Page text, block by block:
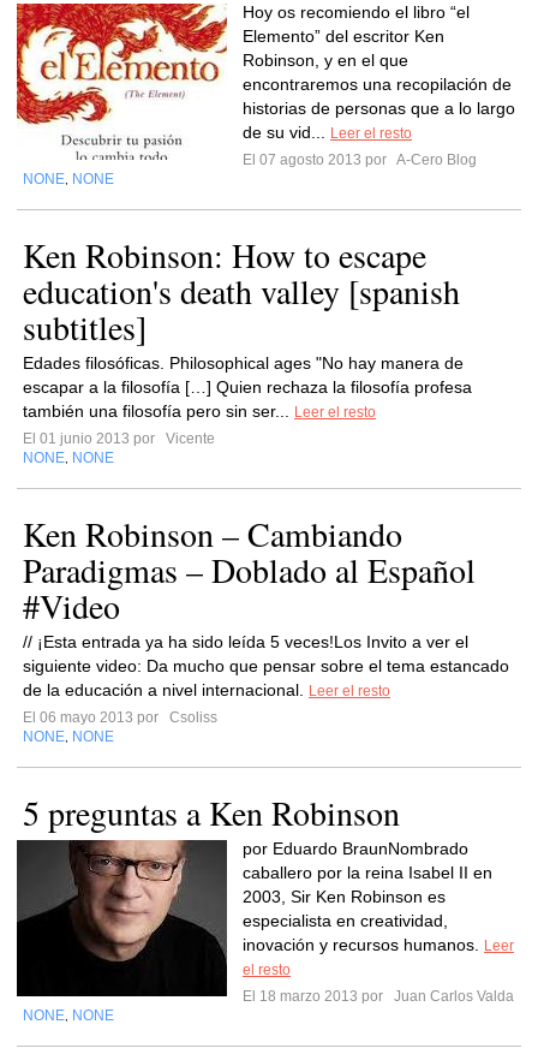
Hoy os recomiendo el libro “el
Elemento” del escritor Ken
Robinson, y en el que
encontraremos una recopilación de
historias de personas que a lo largo
de su vid...
Leer el resto
El 07 agosto 2013 por A-Cero Blog
NONE NONE
Ken Robinson: How to escape
education's death valley [spanish
subtitles]
Edades filosóficas. Philosophical ages "No hay manera de
escapar a la filosofía […] Quien rechaza la filosofía profesa
también una filosofía pero sin ser...
Leer el resto
El 01 junio 2013 por
Vicente
NONE NONE
Ken Robinson – Cambiando
Paradigmas – Doblado al Español
#Video
// ¡Esta entrada ya ha sido leída 5 veces!Los Invito a ver el
siguiente video: Da mucho que pensar sobre el tema estancado
de la educación a nivel internacional.
Leer el resto
El 06 mayo 2013 por
Csoliss
NONE NONE
5 preguntas a Ken Robinson
por Eduardo BraunNombrado
caballero por la reina Isabel II en
2003, Sir Ken Robinson es
especialista en creatividad,
inovación y recursos humanos.
Leer
el resto
El 18 marzo 2013 por
Juan Carlos Valda
NONE NONE